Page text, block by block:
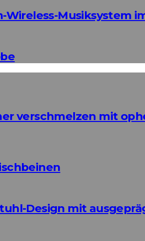
Wireless-Musiksystem
verschmelzen mit
Design mit